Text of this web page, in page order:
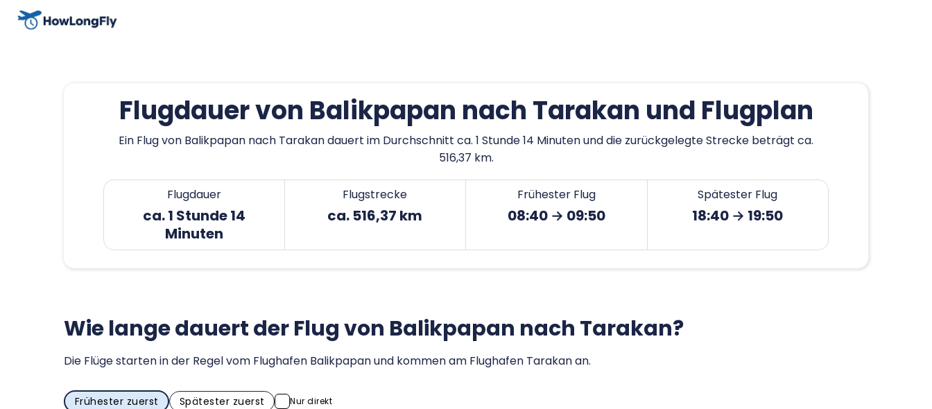
Flugdauer von Balikpapan nach Tarakan und Flugplan
Ein Flug von Balikpapan nach Tarakan dauert im Durchschnitt ca. 1 Stunde 14 Minuten und die zurückgelegte Strecke beträgt ca.
516,37 km.
Flugdauer
ca. 1 Stunde 14
Minuten
Flugstrecke
ca. 516,37 km
Frühester Flug
08:40 → 09:50
Spätester Flug
18:40 → 19:50
Wie lange dauert der Flug von Balikpapan nach Tarakan?
Die Flüge starten in der Regel vom Flughafen Balikpapan und kommen am Flughafen Tarakan an.
Frühester zuerst Spätester zuerst Nur direkt